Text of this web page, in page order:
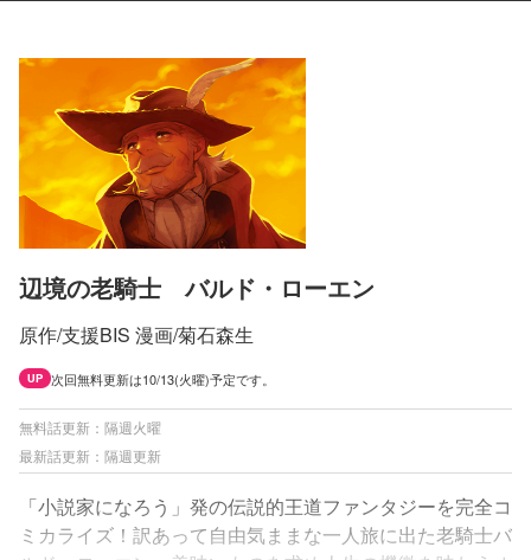
辺境の老騎士 バルド・ローエン
原作/支援BIS 漫画/菊石森生
UP 次回無料更新は10/13(火曜)予定です。
無料話更新：隔週火曜
最新話更新：隔週更新
「小説家になろう」発の伝説的王道ファンタジーを完全コ
ミカライズ！訳あって自由気ままな一人旅に出た老騎士バ